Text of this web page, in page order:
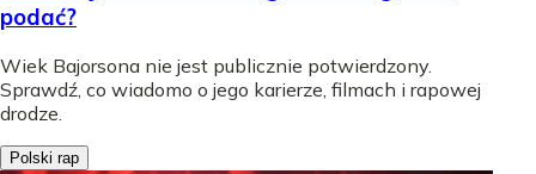
podać?
Wiek Bajorsona nie jest publicznie potwierdzony.
Sprawdź, co wiadomo o jego karierze, filmach i rapowej
drodze.
Polski rap